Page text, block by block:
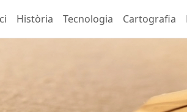
Història Tecnologia Cartografia